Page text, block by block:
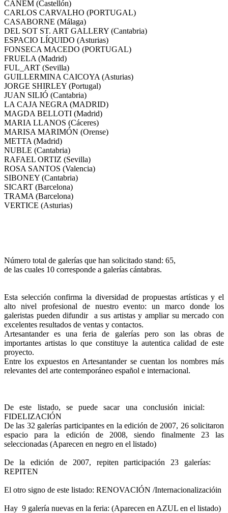
CÀNEM (Castellón)
CARLOS CARVALHO (PORTUGAL)
CASABORNE (Málaga)
DEL SOT ST. ART GALLERY (Cantabria)
ESPACIO LÍQUIDO (Asturias)
FONSECA MACEDO (PORTUGAL)
FRUELA (Madrid)
FUL_ART (Sevilla)
GUILLERMINA CAICOYA (Asturias)
JORGE SHIRLEY (Portugal)
JUAN SILIÓ (Cantabria)
LA CAJA NEGRA (MADRID)
MAGDA BELLOTI (Madrid)
MARIA LLANOS (Cáceres)
MARISA MARIMÓN (Orense)
METTA (Madrid)
NUBLE (Cantabria)
RAFAEL ORTIZ (Sevilla)
ROSA SANTOS (Valencia)
SIBONEY (Cantabria)
SICART (Barcelona)
TRAMA (Barcelona)
VERTICE (Asturias)
Número total de galerías que han solicitado stand: 65,
de las cuales 10 corresponde a galerías cántabras.
Esta selección confirma la diversidad de propuestas artísticas y el
alto nivel profesional de nuestro evento: un marco donde los
galeristas pueden difundir a sus artistas y ampliar su mercado con
excelentes resultados de ventas y contactos.
Artesantander es una feria de galerías pero son las obras de
importantes artistas lo que constituye la autentica calidad de este
proyecto.
Entre los expuestos en Artesantander se cuentan los nombres más
relevantes del arte contemporáneo español e internacional.
De este listado, se puede sacar una conclusión inicial:
FIDELIZACIÓN
De las 32 galerías participantes en la edición de 2007, 26 solicitaron
espacio para la edición de 2008, siendo finalmente 23 las
seleccionadas (Aparecen en negro en el listado)
De la edición de 2007, repiten participación 23 galerías:
REPITEN
El otro signo de este listado: RENOVACIÓN /Internacionalizacióin
Hay 9 galería nuevas en la feria: (Aparecen en AZUL en el listado)